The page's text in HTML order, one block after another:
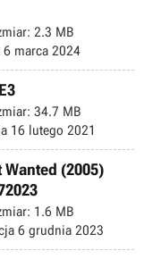
2.3 MB
6 marca 2024
34.7 MB
16 lutego 2021
(2005)
1.6 MB
6 grudnia 2023